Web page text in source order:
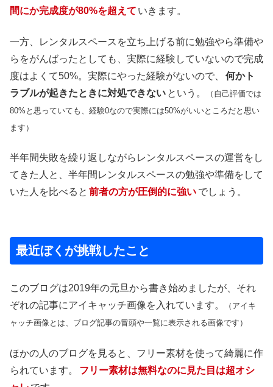
間にか完成度が80%を超えて いきます。
一方、レンタルスペースを立ち上げる前に勉強やら準備や
らをがんばったとしても、実際に経験していないので完成
度はよくて50%。実際にやった経験がないので、
何かト
ラブルが起きたときに対処できない という。
（自己評価では
80%と思っていても、経験0なので実際には50%がいいところだと思い
ます）
半年間失敗を繰り返しながらレンタルスペースの運営をし
てきた人と、半年間レンタルスペースの勉強や準備をして
いた人を比べると 前者の方が圧倒的に強い でしょう。
最近ぼくが挑戦したこと
このブログは2019年の元旦から書き始めましたが、それ
ぞれの記事にアイキャッチ画像を入れています。
（アイキ
ャッチ画像とは、ブログ記事の冒頭や一覧に表示される画像です）
ほかの人のブログを見ると、フリー素材を使って綺麗に作
られています。
フリー素材は無料なのに見た目は超オシ